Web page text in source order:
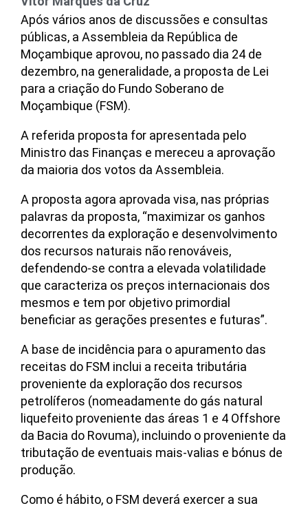
Após vários anos de discussões e consultas
públicas, a Assembleia da República de
Moçambique aprovou, no passado dia 24 de
dezembro, na generalidade, a proposta de Lei
para a criação do Fundo Soberano de
Moçambique (FSM).
A referida proposta for apresentada pelo
Ministro das Finanças e mereceu a aprovação
da maioria dos votos da Assembleia.
A proposta agora aprovada visa, nas próprias
palavras da proposta, “maximizar os ganhos
decorrentes da exploração e desenvolvimento
dos recursos naturais não renováveis,
defendendo-se contra a elevada volatilidade
que caracteriza os preços internacionais dos
mesmos e tem por objetivo primordial
beneficiar as gerações presentes e futuras”.
A base de incidência para o apuramento das
receitas do FSM inclui a receita tributária
proveniente da exploração dos recursos
petrolíferos (nomeadamente do gás natural
liquefeito proveniente das áreas 1 e 4 Offshore
da Bacia do Rovuma), incluindo o proveniente da
tributação de eventuais mais-valias e bónus de
produção.
Como é hábito, o FSM deverá exercer a sua